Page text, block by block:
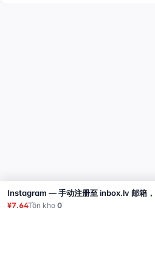
¥7.64Tồn kho0